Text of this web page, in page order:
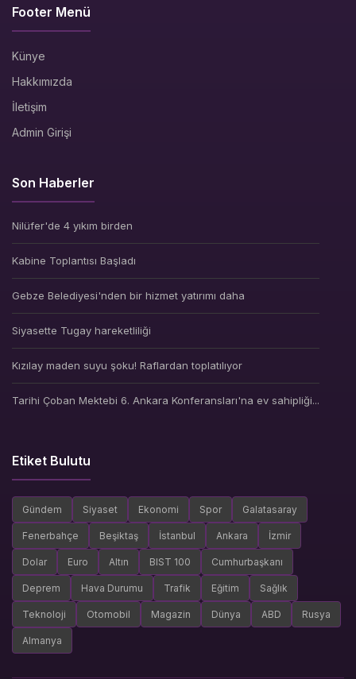
Footer Menü
Künye
Hakkımızda
İletişim
Admin Girişi
Son Haberler
Nilüfer'de 4 yıkım birden
Kabine Toplantısı Başladı
Gebze Belediyesi'nden bir hizmet yatırımı daha
Siyasette Tugay hareketliliği
Kızılay maden suyu şoku! Raflardan toplatılıyor
Tarihi Çoban Mektebi 6. Ankara Konferansları'na ev sahipliği...
Etiket Bulutu
Gündem Siyaset Ekonomi Spor Galatasaray
Fenerbahçe Beşiktaş İstanbul Ankara İzmir
Dolar Euro Altın BIST 100 Cumhurbaşkanı
Deprem Hava Durumu Trafik Eğitim Sağlık
Teknoloji Otomobil Magazin Dünya ABD Rusya
Almanya